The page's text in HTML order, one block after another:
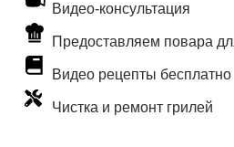
Видео-консультация
Предоставляем повара
Видео рецепты бесплатно
Чистка и ремонт грилей